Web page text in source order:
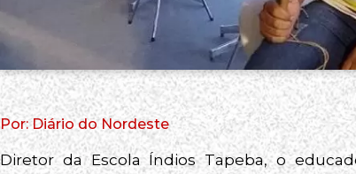
Por: Diário do Nordeste
Diretor da Escola Índios Tapeba, o